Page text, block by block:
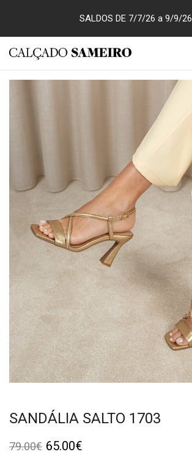
SALDOS DE 7/7/26 a 9/9/26
SANDÁLIA SALTO 1703
79.00€ 65.00€